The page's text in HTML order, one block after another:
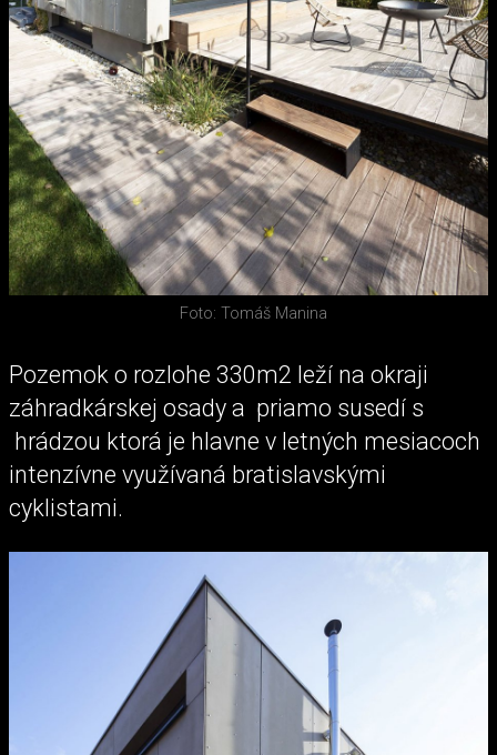
Foto: Tomáš Manina
Pozemok o rozlohe 330m2 leží na okraji
záhradkárskej osady a priamo susedí s
hrádzou ktorá je hlavne v letných mesiacoch
intenzívne využívaná bratislavskými
cyklistami.